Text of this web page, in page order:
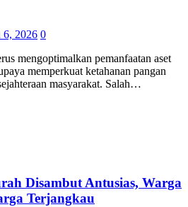
6, 2026 0
mengoptimalkan pemanfaatan aset
memperkuat ketahanan pangan
masyarakat. Salah…
Disambut Antusias, Warga
Terjangkau